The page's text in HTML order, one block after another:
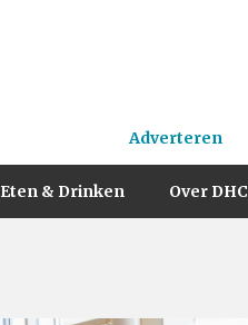
Adverteren
Eten & Drinken Over DHC